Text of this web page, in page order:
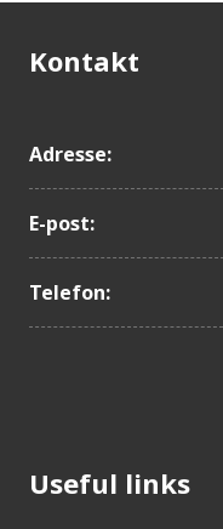
Kontakt
Adresse:
E-post:
Telefon:
Useful links